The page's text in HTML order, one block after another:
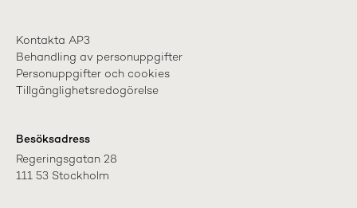
Kontakta AP3
Behandling av personuppgifter
Personuppgifter och cookies
Tillgänglighetsredogörelse
Besöksadress
Regeringsgatan 28
111 53 Stockholm